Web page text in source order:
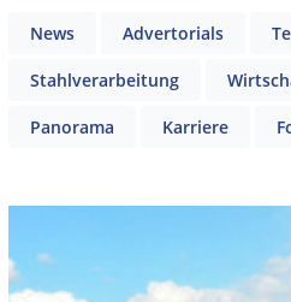
News Advertorials
Stahlverarbeitung
Panorama Karriere